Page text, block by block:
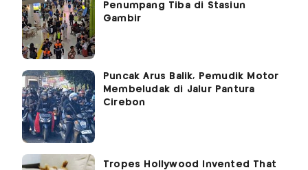
Penumpang Tiba di Stasiun
Gambir
Puncak Arus Balik, Pemudik Motor
Membeludak di Jalur Pantura
Cirebon